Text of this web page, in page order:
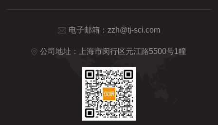
电子邮箱： zzh@tj-sci.com
公司地址：上海市闵行区元江路5500号1幢